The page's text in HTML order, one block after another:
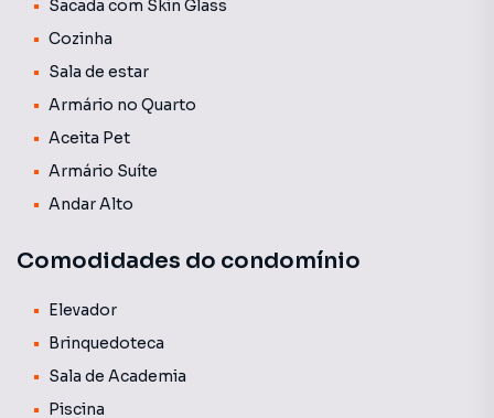
Sacada com Skin Glass
Cozinha
Sala de estar
Armário no Quarto
Aceita Pet
Armário Suíte
Andar Alto
Comodidades do condomínio
Elevador
Brinquedoteca
Sala de Academia
Piscina